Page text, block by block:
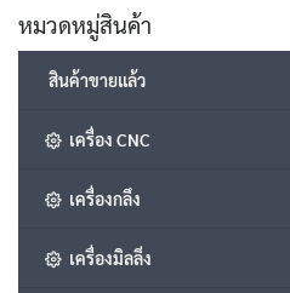
หมวดหมู่สินค้า
สินค้าขายแล้ว
เครื่อง CNC
เครื่องกลึง
เครื่องมิลลิ่ง